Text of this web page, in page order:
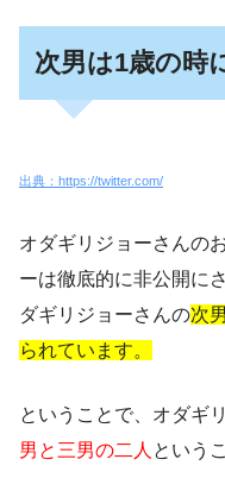
次男は1歳の時
出典：https://twitter.com/
オダギリジョーさんの
ーは徹底的に非公開に
ダギリジョーさんの次
られています。
ということで、オダギ
男と三男の二人 という